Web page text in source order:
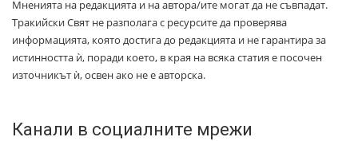
Мненията на редакцията и на автора/ите могат да не съвпадат.
Тракийски Свят не разполага с ресурсите да проверява
информацията, която достига до редакцията и не гарантира за
истинността ѝ, поради което, в края на всяка статия е посочен
източникът ѝ, освен ако не е авторска.
Канали в социалните мрежи